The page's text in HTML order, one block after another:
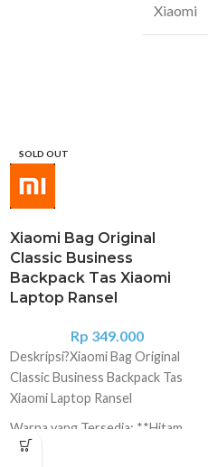
Xiaomi
SOLD OUT
Xiaomi Bag Original
Classic Business
Backpack Tas Xiaomi
Laptop Ransel
Rp 349.000
Deskripsi?Xiaomi Bag Original
Classic Business Backpack Tas
Xiaomi Laptop Ransel
Warna yang Tersedia: **Hitam